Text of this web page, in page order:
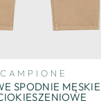
CAMPIONE
SPODNIE MĘSKIE